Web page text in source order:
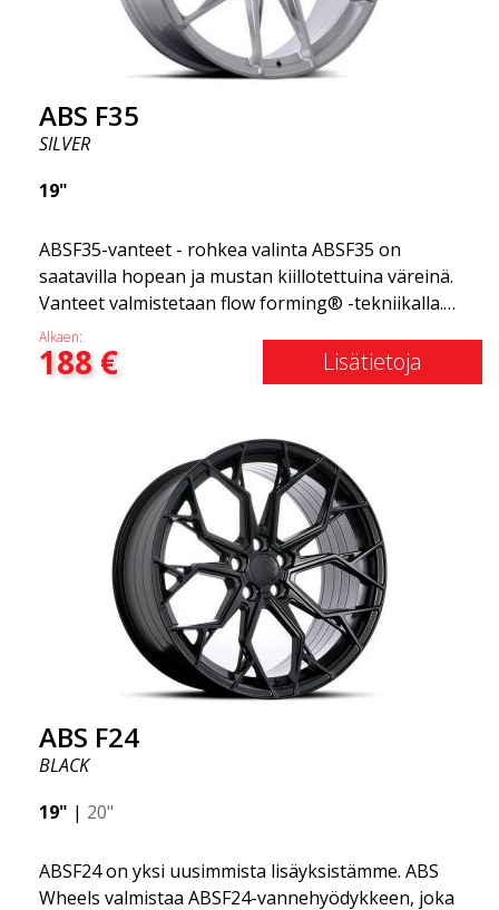
ABS F35
SILVER
19"
ABSF35-vanteet - rohkea valinta ABSF35 on
saatavilla hopean ja mustan kiillotettuina väreinä.
Vanteet valmistetaan flow forming® -tekniikalla.
Herätä kateutta muissa kuljettajissa tai
naapureissa, kun ajat tyylillä. Nämä vanteet on
valmistettu innovatiivisella flow forming -tekniikalla,
vahvuudestaan samalla tarjoten merkittävää painon
säästöä. ABS Flow Form -tekniikan avulla voit
nauttia vuosien kestävästä kauneudesta ja
virheettömästä suorituskyvystä kilometri toisensa
jälkeen. Parasta kaikessa? ABS Wheels tarjoaa
sinulle täyden 2 vuoden takuun.
Alkaen:
188€ Lisätietoja
ABS F24
BLACK
19" | 20"
ABSF24 on yksi uusimmista lisäyksistämme. ABS
Wheels valmistaa ABSF24-vannehyödykkeen, joka